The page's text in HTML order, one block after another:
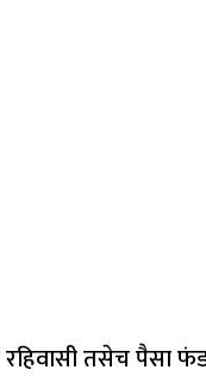
रहिवासी तसेच पैसा